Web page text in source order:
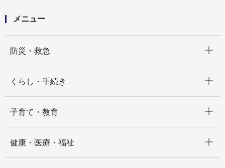
メニュー
防災・救急
くらし・手続き
子育て・教育
健康・医療・福祉